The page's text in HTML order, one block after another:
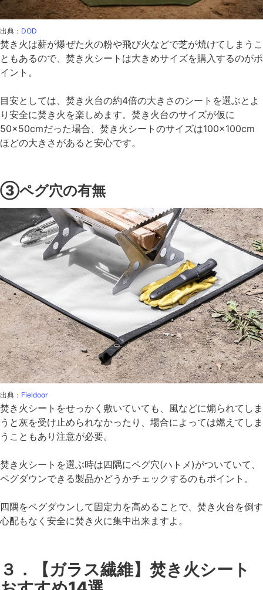
出典： DOD
焚き火は薪が爆ぜた火の粉や飛び火などで芝が焼けてしまうこ
ともあるので、焚き火シートは大きめサイズを購入するのがポ
イント。
目安としては、焚き火台の約4倍の大きさのシートを選ぶとよ
り安全に焚き火を楽しめます。焚き火台のサイズが仮に
50×50cmだった場合、焚き火シートのサイズは100×100cm
ほどの大きさがあると安心です。
③ペグ穴の有無
出典： Fieldoor
焚き火シートをせっかく敷いていても、風などに煽られてしま
うと灰を受け止められなかったり、場合によっては燃えてしま
うこともあり注意が必要。
焚き火シートを選ぶ時は四隅にペグ穴(ハトメ)がついていて、
ペグダウンできる製品かどうかチェックするのもポイント。
四隅をペグダウンして固定力を高めることで、焚き火台を倒す
心配もなく安全に焚き火に集中出来ますよ。
３．【ガラス繊維】焚き火シート